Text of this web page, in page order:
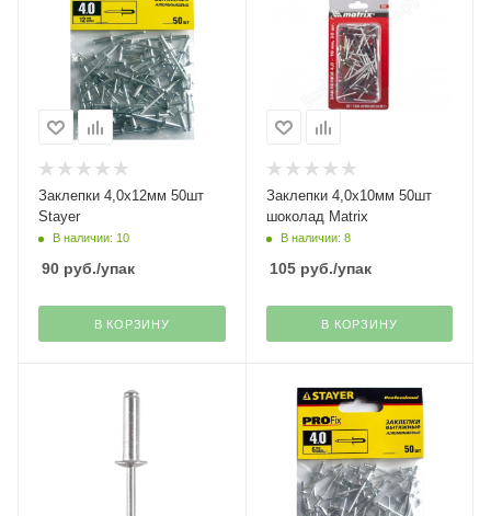
Заклепки 4,0х12мм 50шт
Stayer
В наличии: 10
90 руб./упак
В КОРЗИНУ
Заклепки 4,0х10мм 50шт
шоколад Matrix
В наличии: 8
105руб./упак
В КОРЗИНУ